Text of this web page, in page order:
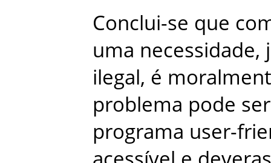
Conclui-se que
uma necessidade,
ilegal, é
problema pode ser
programa user-